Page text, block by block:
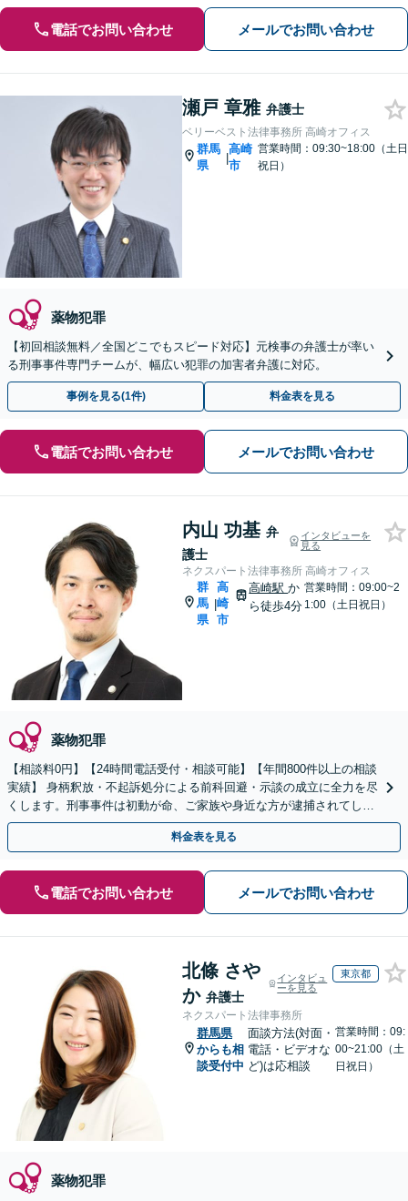
電話でお問い合わせ メールでお問い合わせ
瀬戸 章雅 弁護士
ベリーベスト法律事務所 高崎オフィス
群馬
県
|
高崎
市
営業時間：09:30~18:00（土日
祝日）
薬物犯罪
【初回相談無料／全国どこでもスピード対応】元検事の弁護士が率い
る刑事事件専門チームが、幅広い犯罪の加害者弁護に対応。
事例を見る(1件) 料金表を見る
電話でお問い合わせ メールでお問い合わせ
内山 功基 弁
護士
インタビューを
見る
ネクスパート法律事務所 高崎オフィス
群
馬
県
|
高
崎
市
高崎駅か
ら徒歩4分
営業時間：09:00~2
1:00（土日祝日）
薬物犯罪
【相談料0円】【24時間電話受付・相談可能】【年間800件以上の相談
実績】 身柄釈放・不起訴処分による前科回避・示談の成立に全力を尽
くします。刑事事件は初動が命、ご家族や身近な方が逮捕されてしま
ったら一刻も早くお電話ください。
料金表を見る
電話でお問い合わせ メールでお問い合わせ
北條 さや
か 弁護士
インタビュ
ーを見る
東京都
ネクスパート法律事務所
群馬県
からも相
談受付中
面談方法(対面・
電話・ビデオな
ど)は応相談
営業時間：09:
00~21:00（土
日祝日）
薬物犯罪